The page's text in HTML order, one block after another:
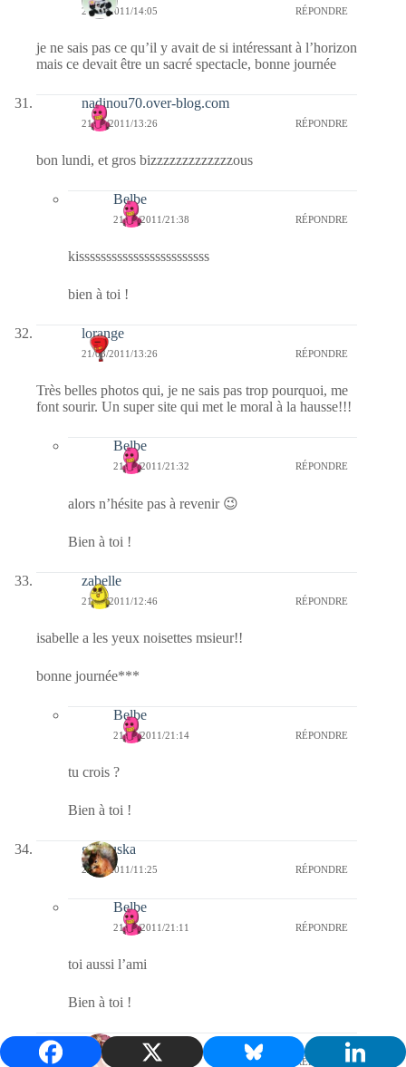
21/03/2011/14:05 RÉPONDRE
je ne sais pas ce qu’il y avait de si intéressant à l’horizon
mais ce devait être un sacré spectacle, bonne journée
nadinou70.over-blog.com
21/03/2011/13:26 RÉPONDRE
bon lundi, et gros bizzzzzzzzzzzzzous
Belbe
21/03/2011/21:38 RÉPONDRE
kissssssssssssssssssssssss
bien à toi !
lorange
21/03/2011/13:26 RÉPONDRE
Très belles photos qui, je ne sais pas trop pourquoi, me
font sourir. Un super site qui met le moral à la hausse!!!
Belbe
21/03/2011/21:32 RÉPONDRE
alors n’hésite pas à revenir 😉
Bien à toi !
zabelle
21/03/2011/12:46 RÉPONDRE
isabelle a les yeux noisettes msieur!!
bonne journée***
Belbe
21/03/2011/21:14 RÉPONDRE
tu crois ?
Bien à toi !
gegouska
21/03/2011/11:25 RÉPONDRE
Belbe
21/03/2011/21:11 RÉPONDRE
toi aussi l’ami
Bien à toi !
Mousse
21/03/2011/11:01 RÉPONDRE